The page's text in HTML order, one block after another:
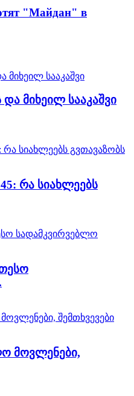
"Майдан" в
მიხეილ სააკაშვი
რა სიახლეებს
მოვლენები,